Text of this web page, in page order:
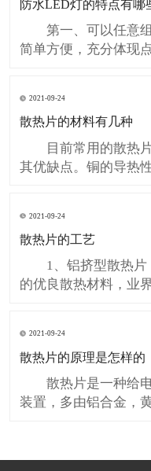
防水LED灯的特点有哪
第一、可以任意组
简单方便，充分体
从而避免LED受到潜
也有效的减少了安
三、防水LED灯
2021-09-24
散热片的材料有几种
目前常用的散热片
其优缺点。铜的导热
软，不能直接使用，
的硬度，铝合金的优
性比铜就要差很多。有
2021-09-24
散热片的工艺
1、铝挤型散热片
的优良散热材料，业
和AMD CPU的热阻值
制订相应的模具，将
2021-09-24
散热片的原理是怎样的
散热片是一种给电
装置，多由铝合金，
要使用散热片。一般